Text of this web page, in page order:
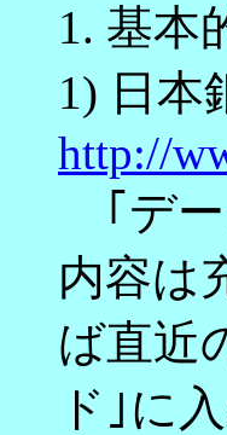
1. 基本
1) 日本
http://
｢デー
内容は
ば直近
ド｣に